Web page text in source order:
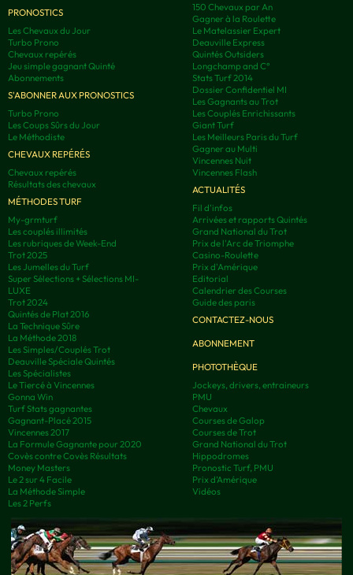
PRONOSTICS
Les Chevaux du Jour
Turbo Prono
Chevaux repérés
Jeu simple gagnant Quinté
Abonnements
S'ABONNER AUX PRONOSTICS
Turbo Prono
Les Coups Sûrs du Jour
Le Méthodiste
CHEVAUX REPÉRÉS
Chevaux repérés
Résultats des chevaux
MÉTHODES TURF
My-grmturf
Les couplés illimités
Les rubriques de Week-End
Trot 2025
Les Jumelles du Turf
Super Sélections + Sélections MI-
LUXE
Trot 2024
Quintés de Plat 2016
La Technique Sûre
La Méthode 2018
Les Simples/Couplés Trot
Deauville Spéciale Quintés
Les Spécialistes
Le Tiercé à Vincennes
Gonna Win
Turf Stats gagnantes
Gagnant-Placé 2015
Vincennes 2017
La Formule Gagnante pour 2020
Covès contre Covès Résultats
Money Masters
Le 2 sur 4 Facile
La Méthode Simple
Les 2 Perfs
150 Chevaux par An
Gagner à la Roulette
Le Matelassier Expert
Deauville Express
Quintés Outsiders
Longchamp and C°
Stats Turf 2014
Dossier Confidentiel MI
Les Gagnants au Trot
Les Couplés Enrichissants
Giant Turf
Les Meilleurs Paris du Turf
Gagner au Multi
Vincennes Nuit
Vincennes Flash
ACTUALITÉS
Fil d'infos
Arrivées et rapports Quintés
Grand National du Trot
Prix de l'Arc de Triomphe
Casino-Roulette
Prix d'Amérique
Editorial
Calendrier des Courses
Guide des paris
CONTACTEZ-NOUS
ABONNEMENT
PHOTOTHÈQUE
Jockeys, drivers, entraineurs
PMU
Chevaux
Courses de Galop
Courses de Trot
Grand National du Trot
Hippodromes
Pronostic Turf, PMU
Prix d’Amérique
Vidéos